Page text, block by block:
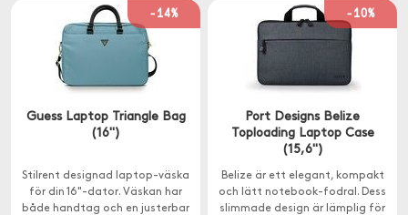
-14%
Guess Laptop Triangle Bag
(16")
Stilrent designad laptop-väska
för din 16"-dator. Väskan har
både handtag och en justerbar
-10%
Port Designs Belize
Toploading Laptop Case
(15,6")
Belize är ett elegant, kompakt
och lätt notebook-fodral. Dess
slimmade design är lämplig för